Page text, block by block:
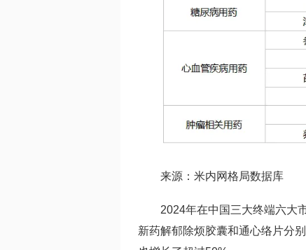
来源：米内网格局数据库
2024年在中国三大终端六大
新药解郁除烦胶囊和通心络片分别